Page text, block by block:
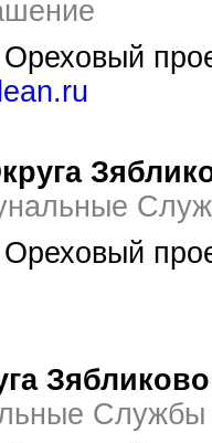
Зябликово
Службы